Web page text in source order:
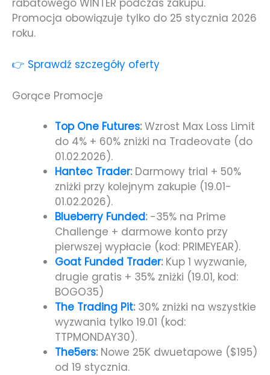
rabatowego WINTER podczas zakupu.
Promocja obowiązuje tylko do 25 stycznia 2026
roku.
👉 Sprawdź szczegóły oferty
Gorące Promocje
Top One Futures:Wzrost Max Loss Limit
do 4% + 60% zniżki na Tradeovate (do
01.02.2026).
Hantec Trader:Darmowy trial + 50%
zniżki przy kolejnym zakupie (19.01-
01.02.2026).
Blueberry Funded:-35% na Prime
Challenge + darmowe konto przy
pierwszej wypłacie (kod: PRIMEYEAR).
Goat Funded Trader:Kup 1 wyzwanie,
drugie gratis + 35% zniżki (19.01, kod:
BOGO35)
The Trading Pit:30% zniżki na wszystkie
wyzwania tylko 19.01 (kod:
TTPMONDAY30).
The5ers:Nowe 25K dwuetapowe ($195)
od 19 stycznia.